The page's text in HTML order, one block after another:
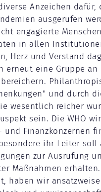
Anzeichen dafür,
ausgerufen
engagierte
in allen
Herz und Verstand
erneut eine Gruppe an
und durch
wesentlich reicher
sein. Die WHO
und Finanzkonzernen
ihr Leiter soll
zur Ausrufung
Maßnahmen erhalten.
haben wir